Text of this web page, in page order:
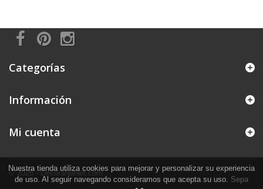
Categorías
Información
© 2026 - DecoraNaNet.com
Mi cuenta
Nuestra tienda utiliza cookies para mejorar y personalizar su experiencia
de uso. Al seguir navegando consideramos que acepta su uso. Sepa